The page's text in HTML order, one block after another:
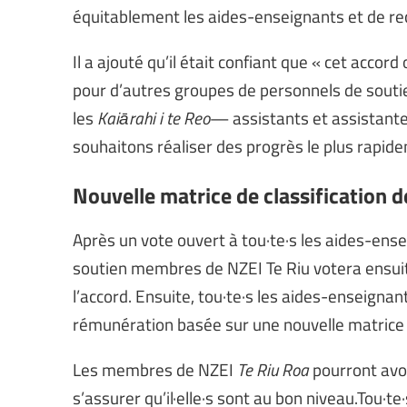
équitablement les aides-enseignants et de
Il a ajouté qu’il était confiant que « cet
pour d’autres groupes de personnels de
les Kaiārahi i te Reo— assistants et
souhaitons réaliser des progrès le plus
Nouvelle matrice de classification
Après un vote ouvert à tou·te·s les aides-
soutien membres de NZEI Te Riu votera
l’accord. Ensuite, tou·te·s les aides-
rémunération basée sur une nouvelle
Les membres de NZEI Te Riu Roapourront
s’assurer qu’il·elle·s sont au bon